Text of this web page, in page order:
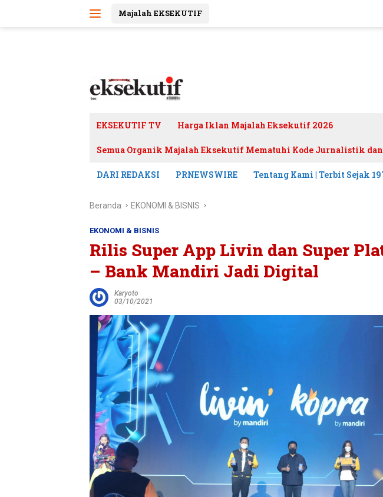
Majalah EKSEKUTIF
EKSEKUTIF TV Harga Iklan Majalah Eksekutif 2026
Semua Organik Majalah Eksekutif Mematuhi Kode Jurnalistik
DARI REDAKSI PRNEWSWIRE Tentang Kami | Terbit Sejak
Beranda EKONOMI & BISNIS
EKONOMI & BISNIS
Rilis Super App Livin dan Super
– Bank Mandiri Jadi Digital
Karyoto
03/10/2021